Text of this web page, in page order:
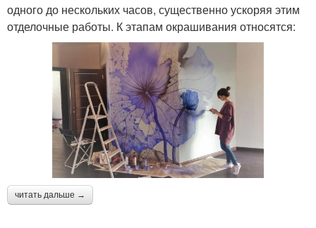
одного до нескольких часов, существенно ускоряя этим
отделочные работы. К этапам окрашивания относятся:
читать дальше →